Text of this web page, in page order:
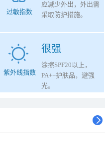
过敏指数
应减少外出，外出需
采取防护措施。
很强
紫外线指数
涂擦SPF20以上，
PA++护肤品，避强
光。